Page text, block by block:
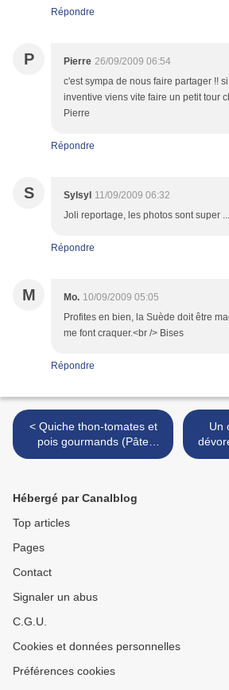
Répondre
P Pierre 26/09/2009 06:54
c'est sympa de nous faire partager !!
inventive viens vite faire un petit tour
Pierre
Répondre
S Sylsyl 11/09/2009 06:32
Joli reportage, les photos sont super ...
Répondre
M Mo. 10/09/2009 05:05
Profites en bien, la Suède doit être
me font craquer.<br /> Bises
Répondre
< Quiche thon-tomates et
pois gourmands (Pâte
brisée express)
Un
Hébergé par Canalblog
Top articles
Pages
Contact
Signaler un abus
C.G.U.
Cookies et données personnelles
Préférences cookies